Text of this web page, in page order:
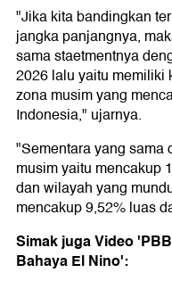
"Jika kita bandingkan
jangka panjangnya,
sama staetmentnya
2026 lalu yaitu memiliki
zona musim yang
Indonesia," ujarnya.
"Sementara yang sama
musim yaitu mencakup
dan wilayah yang
mencakup 9,52% luas
Simak juga Video
Bahaya El Nino':